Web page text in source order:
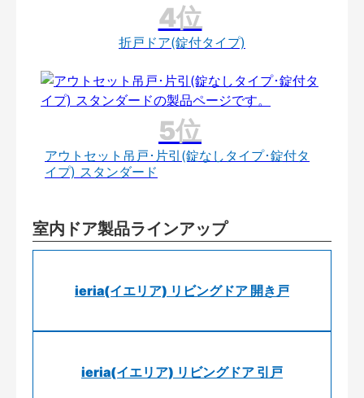
折戸ドア(錠付タイプ)
アウトセット吊戸･片引(錠なしタイプ･錠付タ
イプ) スタンダード
室内ドア製品ラインアップ
ieria(イエリア) リビングドア 開き戸
ieria(イエリア) リビングドア 引戸